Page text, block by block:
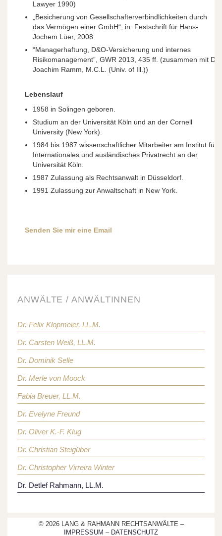
Lawyer 1990)
„Besicherung von Gesellschafterverbindlichkeiten durch
das Vermögen einer GmbH“, in: Festschrift für Hans-
Jochem Lüer, 2008
“Managerhaftung, D&O-Versicherung und internes
Risikomanagement”, GWR 2013, 435 ff. (zusammen mit Dr.
Joachim Ramm, M.C.L. (Univ. of Ill.))
Lebenslauf
1958 in Solingen geboren.
Studium an der Universität Köln und an der Cornell
University (New York).
1984 bis 1987 wissenschaftlicher Mitarbeiter am Institut für
Internationales und ausländisches Privatrecht an der
Universität Köln.
1987 Zulassung als Rechtsanwalt in Düsseldorf.
1991 Zulassung zur Anwaltschaft in New York.
Senden Sie mir eine Email
ANWÄLTE / ANWÄLTINNEN
Dr. Felix Klopmeier, LL.M.
Dr. Carsten Weiß, LL.M.
Dr. Dominik Selle
Dr. Merle von Moock
Fabia Breuer, LL.M.
Dr. Evelyne Freund
Dr. Oliver K.-F. Klug
Dr. Christian Steigüber
Dr. Christopher Virreira Winter
Dr. Detlef Rahmann, LL.M.
© 2026 LANG & RAHMANN RECHTSANWÄLTE –
IMPRESSUM – DATENSCHUTZ